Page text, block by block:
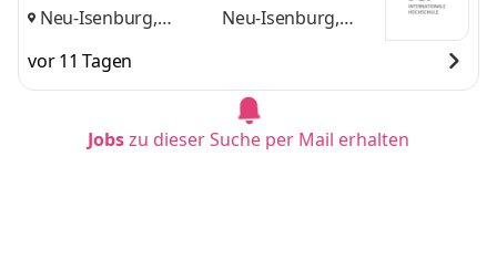
Neu-Isenburg,
und
Neu-Isenburg,
vor 11 Tagen
Jobszu dieser Suche per Mail erhalten